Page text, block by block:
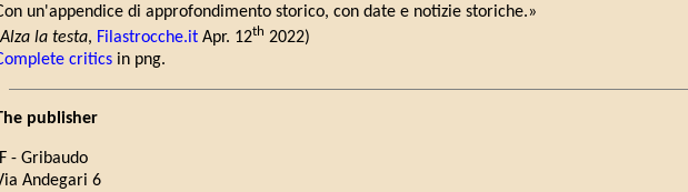
un'appendice di approfondimento storico, con date e notizie storiche.»
Alza la testa, Filastrocche.it Apr. 12th 2022)
critics in png.
publisher
- Gribaudo
Andegari 6